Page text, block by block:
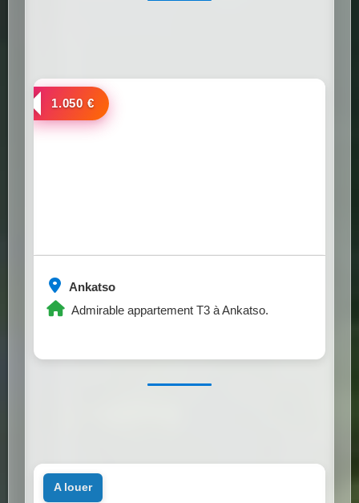
Ankatso
Admirable appartement T3 à Ankatso.
a louer
1.050 €
a louer